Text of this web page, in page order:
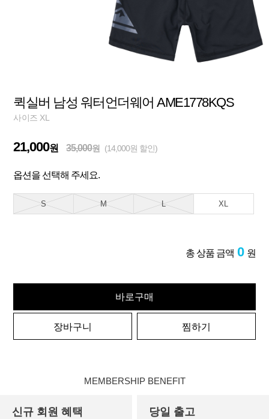
퀵실버 남성 워터언더웨어 AME1778KQS
사이즈 XL
21,000원 35,000원 (14,000원 할인)
옵션을 선택해 주세요.
S M L XL
총 상품 금액 0 원
바로구매
장바구니 찜하기
MEMBERSHIP BENEFIT
신규 회원 혜택 당일 출고